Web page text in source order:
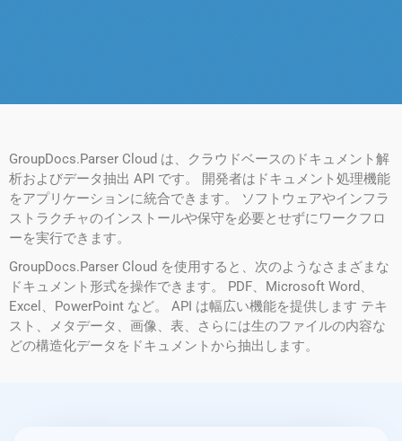
GroupDocs.Parser Cloud は、クラウドベースのドキュメント解
析およびデータ抽出 API です。 開発者はドキュメント処理機能
をアプリケーションに統合できます。 ソフトウェアやインフラ
ストラクチャのインストールや保守を必要とせずにワークフロ
ーを実行できます。
GroupDocs.Parser Cloud を使用すると、次のようなさまざまな
ドキュメント形式を操作できます。 PDF、Microsoft Word、
Excel、PowerPoint など。 API は幅広い機能を提供します テキ
スト、メタデータ、画像、表、さらには生のファイルの内容な
どの構造化データをドキュメントから抽出します。